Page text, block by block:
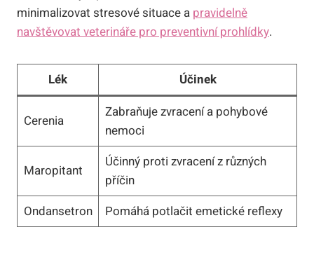
minimalizovat stresové situace a pravidelně
navštěvovat veterináře pro preventivní prohlídky.
Lék Účinek
Cerenia
Zabraňuje zvracení a pohybové
nemoci
Maropitant
Účinný proti zvracení z různých
příčin
Ondansetron
Pomáhá potlačit emetické reflexy